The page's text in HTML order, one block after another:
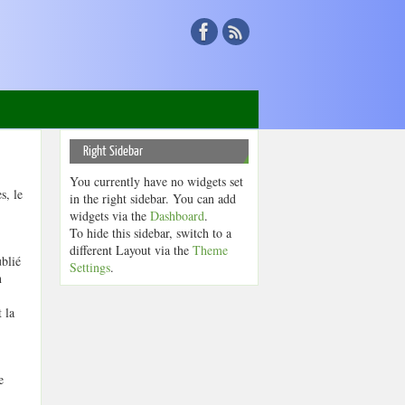
le
la
Right Sidebar
You currently have no widgets set
in the right sidebar. You can add
widgets via the Dashboard.
To hide this sidebar, switch to a
different Layout via the Theme
Settings.